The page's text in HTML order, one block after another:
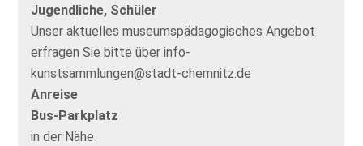
Jugendliche, Schüler
Unser aktuelles museumspädagogisches Angebot
erfragen Sie bitte über info-
kunstsammlungen@stadt-chemnitz.de
Anreise
Bus-Parkplatz
in der Nähe